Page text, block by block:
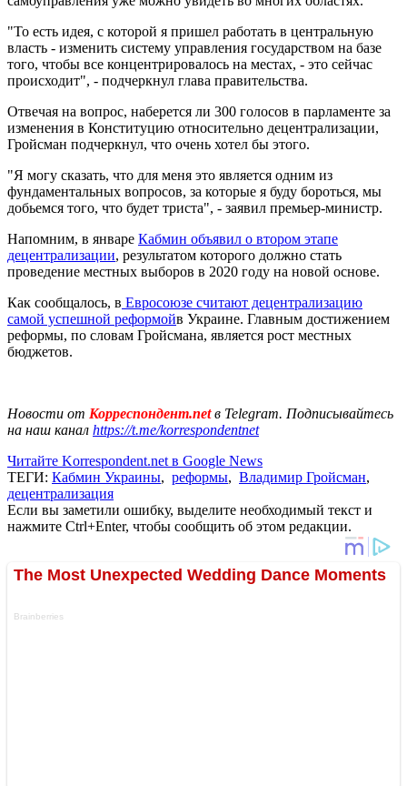
"То есть идея, с которой я пришел работать в центральную
власть - изменить систему управления государством на базе
того, чтобы все концентрировалось на местах, - это сейчас
происходит", - подчеркнул глава правительства.
Отвечая на вопрос, наберется ли 300 голосов в парламенте за
изменения в Конституцию относительно децентрализации,
Гройсман подчеркнул, что очень хотел бы этого.
"Я могу сказать, что для меня это является одним из
фундаментальных вопросов, за которые я буду бороться, мы
добьемся того, что будет триста", - заявил премьер-министр.
Напомним, в январе Кабмин объявил о втором этапе
децентрализации, результатом которого должно стать
проведение местных выборов в 2020 году на новой основе.
Как сообщалось, в Евросоюзе считают децентрализацию
самой успешной реформойв Украине. Главным достижением
реформы, по словам Гройсмана, является рост местных
бюджетов.
Новости от Корреспондент.netв Telegram. Подписывайтесь
на наш канал https://t.me/korrespondentnet
Читайте Korrespondent.net в Google News
ТЕГИ: Кабмин Украины, реформы, Владимир Гройсман,
децентрализация
Если вы заметили ошибку, выделите необходимый текст и
нажмите Ctrl+Enter, чтобы сообщить об этом редакции.